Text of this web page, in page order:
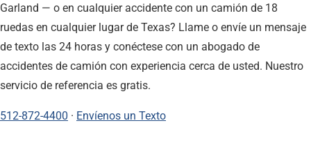
Garland — o en cualquier accidente con un camión de 18
ruedas en cualquier lugar de Texas? Llame o envíe un mensaje
de texto las 24 horas y conéctese con un abogado de
accidentes de camión con experiencia cerca de usted. Nuestro
servicio de referencia es gratis.
512-872-4400 · Envíenos un Texto